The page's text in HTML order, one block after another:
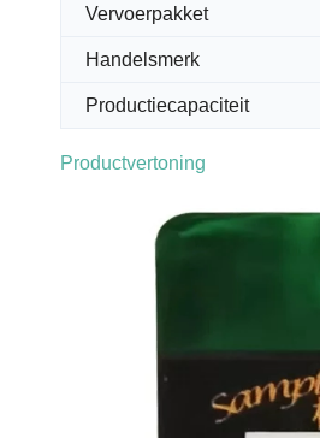
Vervoerpakket
Handelsmerk
Productiecapaciteit
Productvertoning